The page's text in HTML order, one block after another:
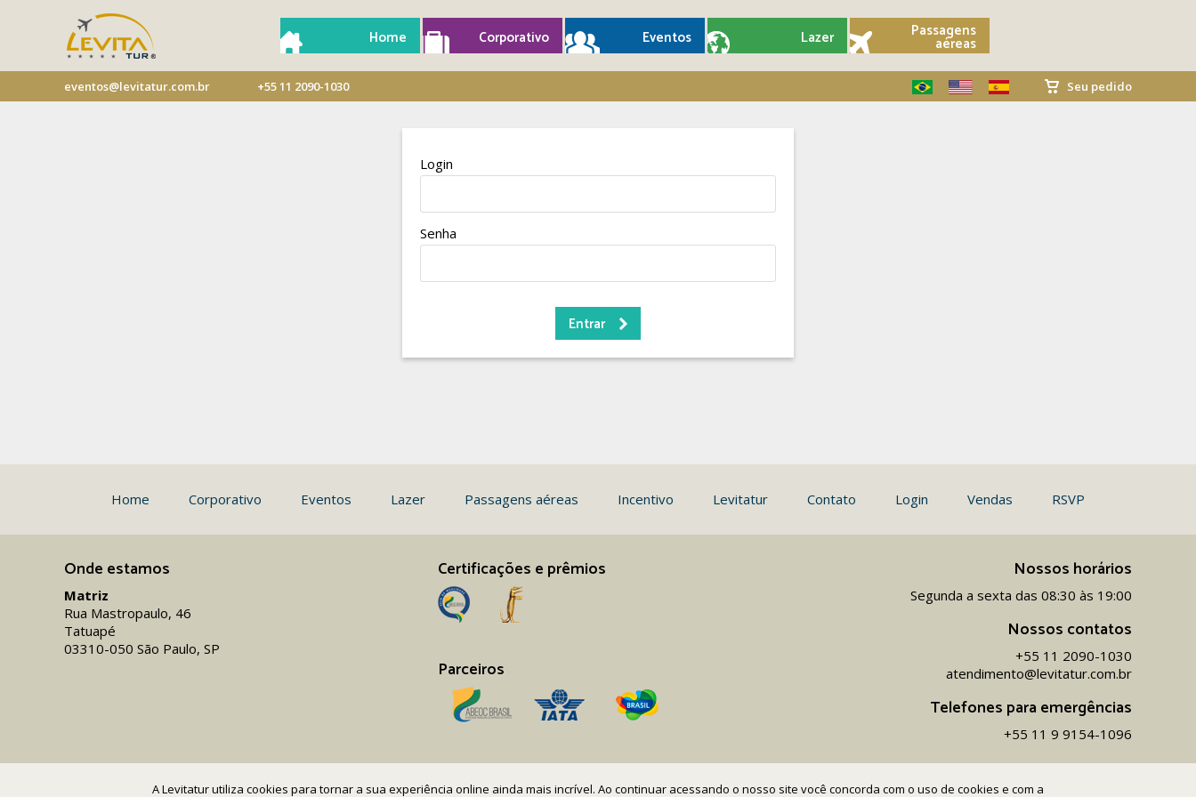
Home Corporativo Eventos Lazer Passagens
aéreas
eventos@levitatur.com.br +55 11 2090-1030 Seu pedido
A Levitatur utiliza cookies para tornar a sua experiência online ainda mais incrível. Ao continuar acessando o nosso site você concorda com o uso de cookies e com a
Login
Senha
Home Corporativo Eventos Lazer Passagens aéreas Incentivo Levitatur Contato Login Vendas RSVP
Onde estamos
Matriz
Rua Mastropaulo, 46
Tatuapé
03310-050 São Paulo, SP
Certificações e prêmios
Parceiros
Nossos horários
Segunda a sexta das 08:30 às 19:00
Nossos contatos
+55 11 2090-1030
atendimento@levitatur.com.br
Telefones para emergências
+55 11 9 9154-1096‬